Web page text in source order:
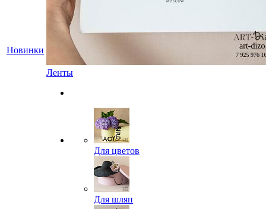
Новинки
Ленты
Для цветов
Для шляп